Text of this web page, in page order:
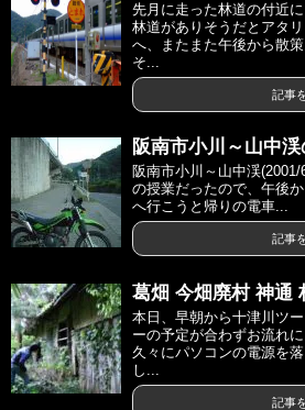
先月に走った林道の付近
林道がありそうだとアタ
へ、またまた午後から散
そ...
記事
阪南市小川～山中
阪南市小川～山中渓
の授業だったので、午後
へ行こうと帰りの電車...
記事
葛畑 今畑廃村 神通
本日、早朝から十津川ツ
ーの予定が合わずお流れ
久々にパソコンの電源を
し...
記事